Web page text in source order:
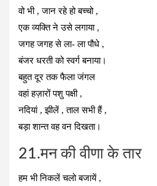
वो भी , जान रहे हो बच्चो ,
एक व्यक्ति ने उसे लगाया ,
जगह जगह से ला- ला पौधे ,
बंजर धरती को स्वर्ग बनाया।
बहुत दूर तक फैला जंगल
वहां हज़ारों पशु पक्षी ,
नदियां , झीलें , ताल सभी हैं ,
बड़ा शान्त वह वन दिखता।
21.मन की वीणा के तार
हम भी निकलें चलो बजायें ,